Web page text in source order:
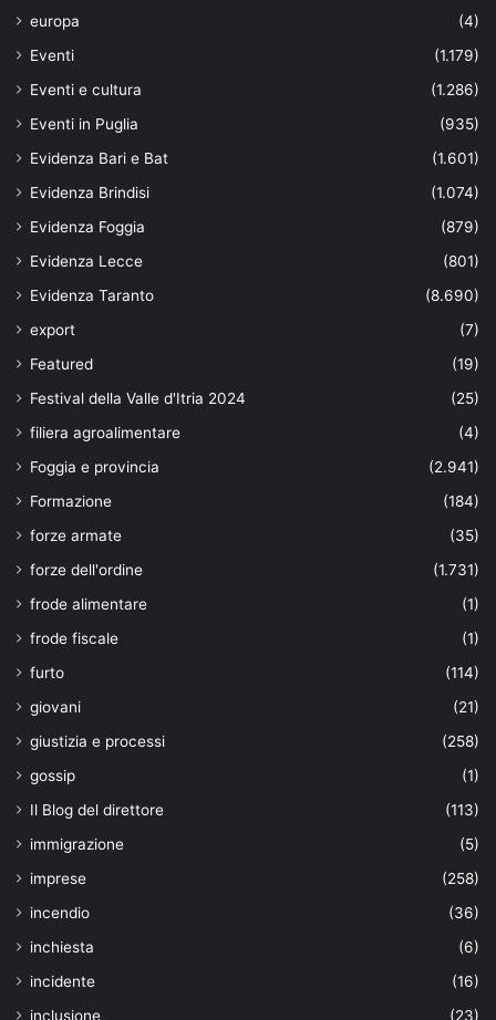
europa
(4)
Eventi
(1.179)
Eventi e cultura
(1.286)
Eventi in Puglia
(935)
Evidenza Bari e Bat
(1.601)
Evidenza Brindisi
(1.074)
Evidenza Foggia
(879)
Evidenza Lecce
(801)
Evidenza Taranto
(8.690)
export
(7)
Featured
(19)
Festival della Valle d'Itria 2024
(25)
filiera agroalimentare
(4)
Foggia e provincia
(2.941)
Formazione
(184)
forze armate
(35)
forze dell'ordine
(1.731)
frode alimentare
(1)
frode fiscale
(1)
furto
(114)
giovani
(21)
giustizia e processi
(258)
gossip
(1)
Il Blog del direttore
(113)
immigrazione
(5)
imprese
(258)
incendio
(36)
inchiesta
(6)
incidente
(16)
inclusione
(23)